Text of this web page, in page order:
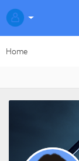
Home